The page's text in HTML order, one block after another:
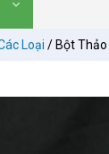
Loại / Bột Thảo